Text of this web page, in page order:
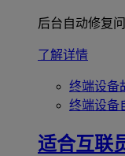
后台自动修复
了解详情
终端设备
终端设备
适合互联